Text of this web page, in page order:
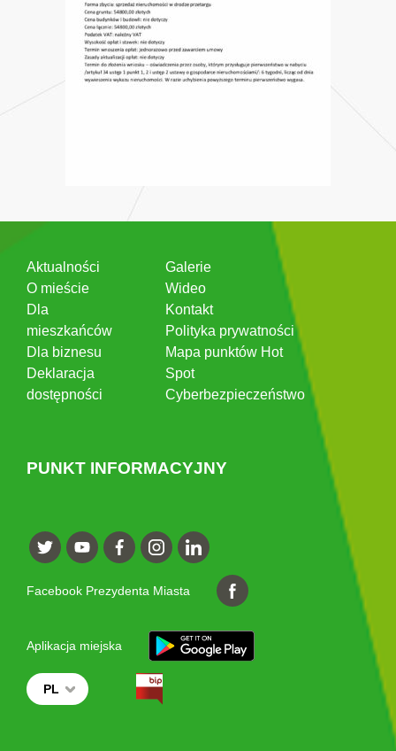
Aktualności
O mieście
Dla
mieszkańców
Dla biznesu
Deklaracja
dostępności
Galerie
Wideo
Kontakt
Polityka prywatności
Mapa punktów Hot
Spot
Cyberbezpieczeństwo
PUNKT INFORMACYJNY
Facebook Prezydenta Miasta
Aplikacja miejska
PL